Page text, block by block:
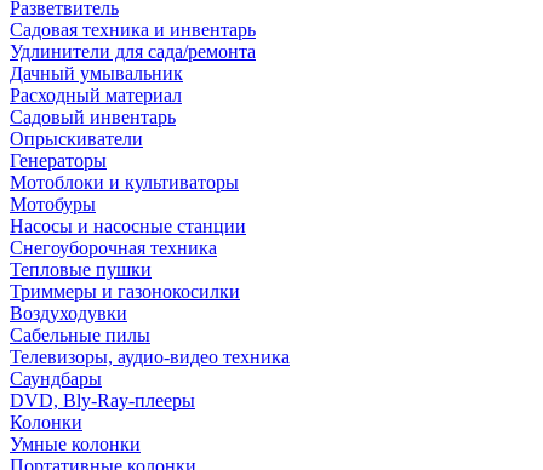
Разветвитель
Садовая техника и инвентарь
Удлинители для сада/ремонта
Дачный умывальник
Расходный материал
Садовый инвентарь
Опрыскиватели
Генераторы
Мотоблоки и культиваторы
Мотобуры
Насосы и насосные станции
Снегоуборочная техника
Тепловые пушки
Триммеры и газонокосилки
Воздуходувки
Сабельные пилы
Телевизоры, аудио-видео техника
Саундбары
DVD, Bly-Ray-плееры
Колонки
Умные колонки
Портативные колонки